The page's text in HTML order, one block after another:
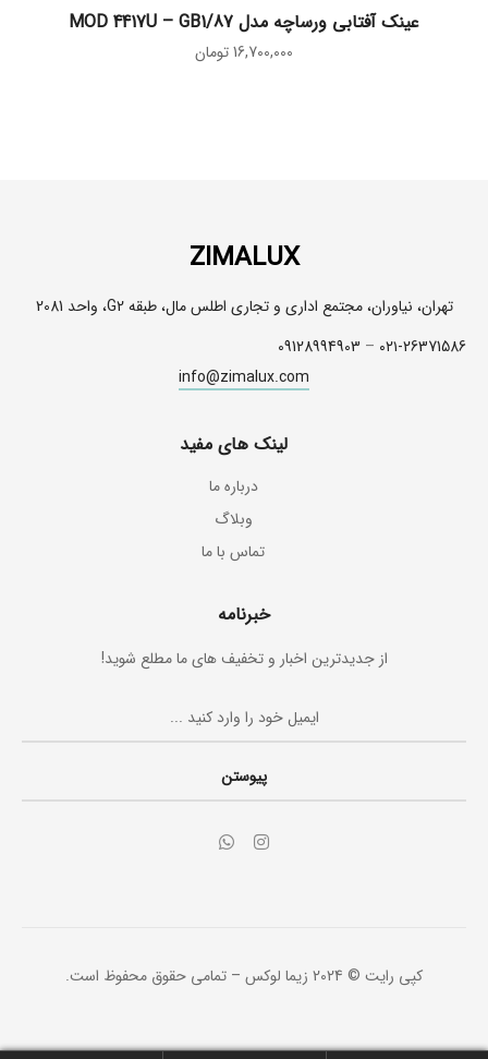
افزودن به سبد خریدعینک آفتابی ورساچه مدل MOD 4417U – GB1/87
16,700,000تومان
ZIMALUX
تهران، نیاوران، مجتمع اداری و تجاری اطلس مال، طبقه G2، واحد 2081
۰۲۱-26371586 –
09128994903
info@zimalux.com
لینک های مفید
درباره ما
وبلاگ
تماس با ما
خبرنامه
از جدیدترین اخبار و تخفیف های ما مطلع شوید!
پیوستن
کپی رایت © 2024 زیما لوکس – تمامی حقوق محفوظ است.